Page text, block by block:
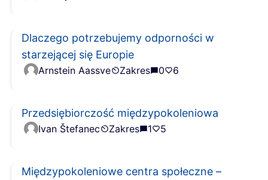
Dlaczego potrzebujemy odporności w
starzejącej się Europie
Arnstein Aassve Zakres 0 6
Przedsiębiorczość międzypokoleniowa
Ivan Štefanec Zakres 1 5
Międzypokoleniowe centra społeczne –